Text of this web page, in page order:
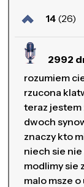
14(26)
2992
rozumiem
rzucona
teraz jestem
dwoch
znaczy kto
niech sie
modlimy sie
malo msze